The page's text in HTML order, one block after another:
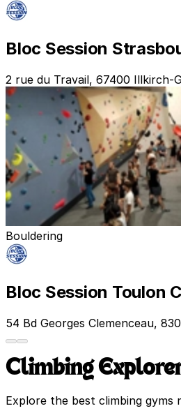
Bloc Session
2 rue du Travail, 67400 Illkirch-
Bouldering
Bloc Session Toulon
54 Bd Georges Clemenceau,
Climbing
Explore the best climbing gyms